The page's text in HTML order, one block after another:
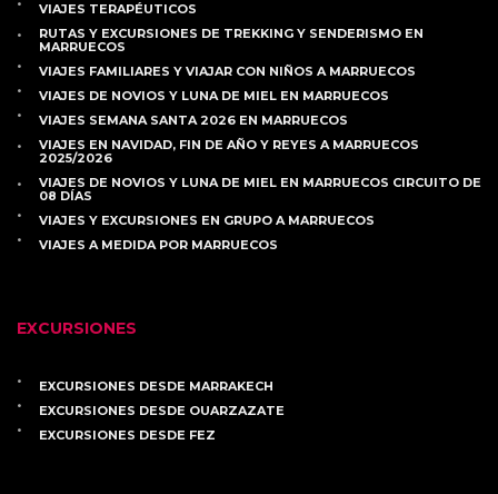
VIAJES TERAPÉUTICOS
RUTAS Y EXCURSIONES DE TREKKING Y SENDERISMO EN
MARRUECOS
VIAJES FAMILIARES Y VIAJAR CON NIÑOS A MARRUECOS
VIAJES DE NOVIOS Y LUNA DE MIEL EN MARRUECOS
VIAJES SEMANA SANTA 2026 EN MARRUECOS
VIAJES EN NAVIDAD, FIN DE AÑO Y REYES A MARRUECOS
2025/2026
VIAJES DE NOVIOS Y LUNA DE MIEL EN MARRUECOS CIRCUITO DE
08 DÍAS
VIAJES Y EXCURSIONES EN GRUPO A MARRUECOS
VIAJES A MEDIDA POR MARRUECOS
EXCURSIONES
EXCURSIONES DESDE MARRAKECH
EXCURSIONES DESDE OUARZAZATE
EXCURSIONES DESDE FEZ